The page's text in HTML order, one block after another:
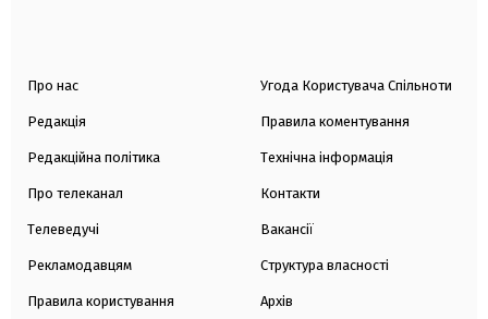
Про нас
Редакція
Редакційна політика
Про телеканал
Телеведучі
Рекламодавцям
Правила користування
Угода Користувача Спільноти
Правила коментування
Технічна інформація
Контакти
Вакансії
Структура власності
Архів